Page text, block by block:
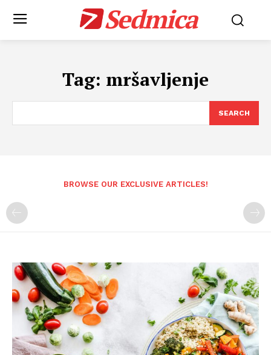
Sedmica
Tag: mršavljenje
SEARCH
BROWSE OUR EXCLUSIVE ARTICLES!